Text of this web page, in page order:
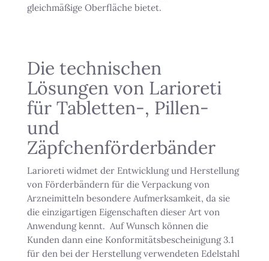
gleichmäßige Oberfläche bietet.
Die technischen
Lösungen von Larioreti
für Tabletten-, Pillen-
und
Zäpfchenförderbänder
Larioreti widmet der Entwicklung und Herstellung
von Förderbändern für die Verpackung von
Arzneimitteln besondere Aufmerksamkeit, da sie
die einzigartigen Eigenschaften dieser Art von
Anwendung kennt. Auf Wunsch können die
Kunden dann eine Konformitätsbescheinigung 3.1
für den bei der Herstellung verwendeten Edelstahl